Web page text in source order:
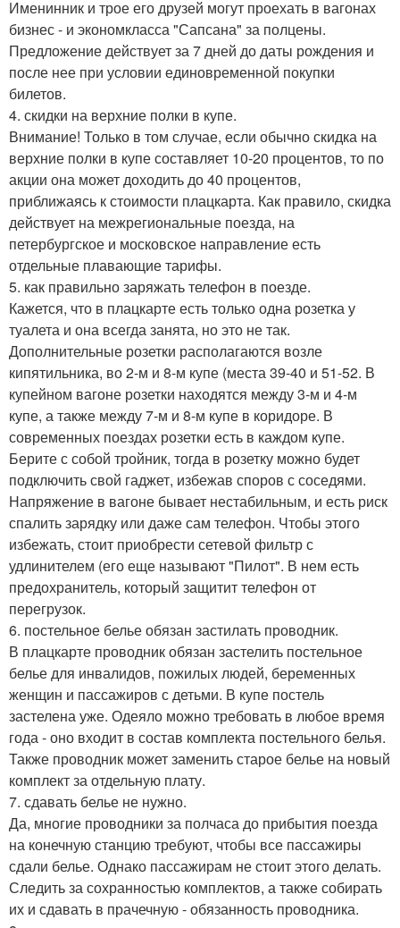
Именинник и трое его друзей могут проехать в вагонах
бизнес - и экономкласса "Сапсана" за полцены.
Предложение действует за 7 дней до даты рождения и
после нее при условии единовременной покупки
билетов.
4. скидки на верхние полки в купе.
Внимание! Только в том случае, если обычно скидка на
верхние полки в купе составляет 10-20 процентов, то по
акции она может доходить до 40 процентов,
приближаясь к стоимости плацкарта. Как правило, скидка
действует на межрегиональные поезда, на
петербургское и московское направление есть
отдельные плавающие тарифы.
5. как правильно заряжать телефон в поезде.
Кажется, что в плацкарте есть только одна розетка у
туалета и она всегда занята, но это не так.
Дополнительные розетки располагаются возле
кипятильника, во 2-м и 8-м купе (места 39-40 и 51-52. В
купейном вагоне розетки находятся между 3-м и 4-м
купе, а также между 7-м и 8-м купе в коридоре. В
современных поездах розетки есть в каждом купе.
Берите с собой тройник, тогда в розетку можно будет
подключить свой гаджет, избежав споров с соседями.
Напряжение в вагоне бывает нестабильным, и есть риск
спалить зарядку или даже сам телефон. Чтобы этого
избежать, стоит приобрести сетевой фильтр с
удлинителем (его еще называют "Пилот". В нем есть
предохранитель, который защитит телефон от
перегрузок.
6. постельное белье обязан застилать проводник.
В плацкарте проводник обязан застелить постельное
белье для инвалидов, пожилых людей, беременных
женщин и пассажиров с детьми. В купе постель
застелена уже. Одеяло можно требовать в любое время
года - оно входит в состав комплекта постельного белья.
Также проводник может заменить старое белье на новый
комплект за отдельную плату.
7. сдавать белье не нужно.
Да, многие проводники за полчаса до прибытия поезда
на конечную станцию требуют, чтобы все пассажиры
сдали белье. Однако пассажирам не стоит этого делать.
Следить за сохранностью комплектов, а также собирать
их и сдавать в прачечную - обязанность проводника.